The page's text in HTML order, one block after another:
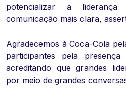
potencializar a
comunicação mais clara,
Agradecemos à Coca-Cola
participantes pela
acreditando que grandes
por meio de grandes